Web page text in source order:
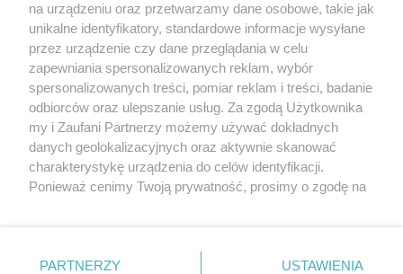
O FIRMIE POLITYKA PRYWATNOŚCI HOSTING
REKLAMA WSPÓŁPRACA RSS FACEBOOK KONTAKT
Nasze serwisy
Aktualności
Tcz24
Historia miasta
Muzyka i kultura
Archiwum wydarzeń
Zdjęcia miasta
na urządzeniu oraz przetwarzamy dane osobowe, takie jak
unikalne identyfikatory, standardowe informacje wysyłane
przez urządzenie czy dane przeglądania w celu
zapewniania spersonalizowanych reklam, wybór
spersonalizowanych treści, pomiar reklam i treści, badanie
odbiorców oraz ulepszanie usług. Za zgodą Użytkownika
my i Zaufani Partnerzy możemy używać dokładnych
danych geolokalizacyjnych oraz aktywnie skanować
charakterystykę urządzenia do celów identyfikacji.
Ponieważ cenimy Twoją prywatność, prosimy o zgodę na
znajdujący się w lewym dolnym rogu strony
. Niektóre
PARTNERZY USTAWIENIA